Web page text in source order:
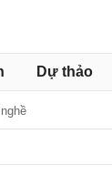
Dự thảo